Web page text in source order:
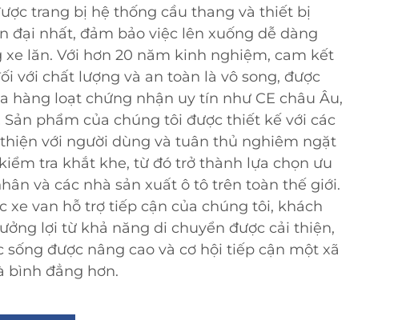
trang bị hệ thống cầu thang và thiết bị
đại nhất, đảm bảo việc lên xuống dễ dàng
xe lăn. Với hơn 20 năm kinh nghiệm, cam kết
với chất lượng và an toàn là vô song, được
hàng loạt chứng nhận uy tín như CE châu Âu,
Sản phẩm của chúng tôi được thiết kế với các
với người dùng và tuân thủ nghiêm ngặt
tra khắt khe, từ đó trở thành lựa chọn ưu
và các nhà sản xuất ô tô trên toàn thế giới.
xe van hỗ trợ tiếp cận của chúng tôi, khách
lợi từ khả năng di chuyển được cải thiện,
sống được nâng cao và cơ hội tiếp cận một xã
bình đẳng hơn.